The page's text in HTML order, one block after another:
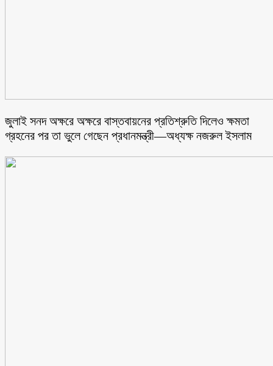
জুলাই সনদ অক্ষরে অক্ষরে বাস্তবায়নের প্রতিশ্রুতি দিলেও ক্ষমতা
গ্রহনের পর তা ভুলে গেছেন প্রধানমন্ত্রী—অধ্যক্ষ নজরুল ইসলাম